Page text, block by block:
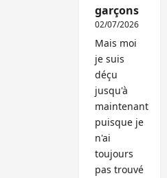
garçons
02/07/2026
Mais moi
je suis
déçu
jusqu'à
maintenant
puisque je
n'ai
toujours
pas trouvé